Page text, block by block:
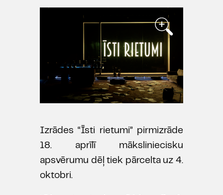
Izrādes “Īsti rietumi” pirmizrāde
18. aprīlī māksliniecisku
apsvērumu dēļ tiek pārcelta uz 4.
oktobri.